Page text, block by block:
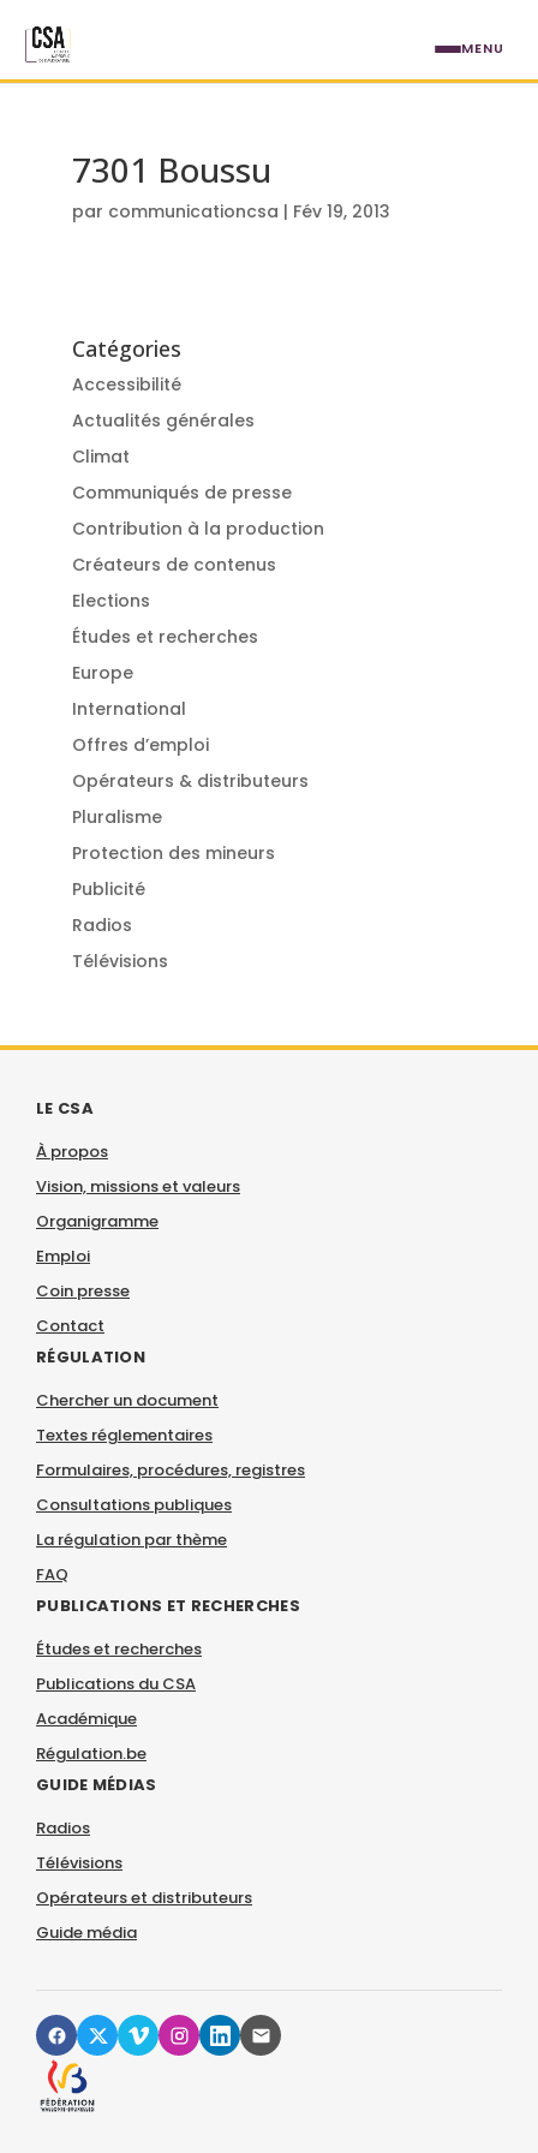
7301 Boussu
par communicationcsa | Fév 19, 2013
Catégories
Accessibilité
Actualités générales
Climat
Communiqués de presse
Contribution à la production
Créateurs de contenus
Elections
Études et recherches
Europe
International
Offres d’emploi
Opérateurs & distributeurs
Pluralisme
Protection des mineurs
Publicité
Radios
Télévisions
LE CSA
À propos
Vision, missions et valeurs
Organigramme
Emploi
Coin presse
Contact
RÉGULATION
Chercher un document
Textes réglementaires
Formulaires, procédures, registres
Consultations publiques
La régulation par thème
FAQ
PUBLICATIONS ET RECHERCHES
Études et recherches
Publications du CSA
Académique
Régulation.be
GUIDE MÉDIAS
Radios
Télévisions
Opérateurs et distributeurs
Guide média
MENU